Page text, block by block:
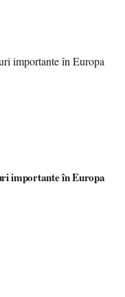
importante în Europa